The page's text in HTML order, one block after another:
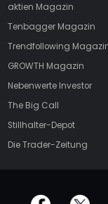
aktien Magazin
Tenbagger Magazin
Trendfollowing
GROWTH Magazin
Nebenwerte Investor
The Big Call
Stillhalter-Depot
Die Trader-Zeitung
offizielle Social